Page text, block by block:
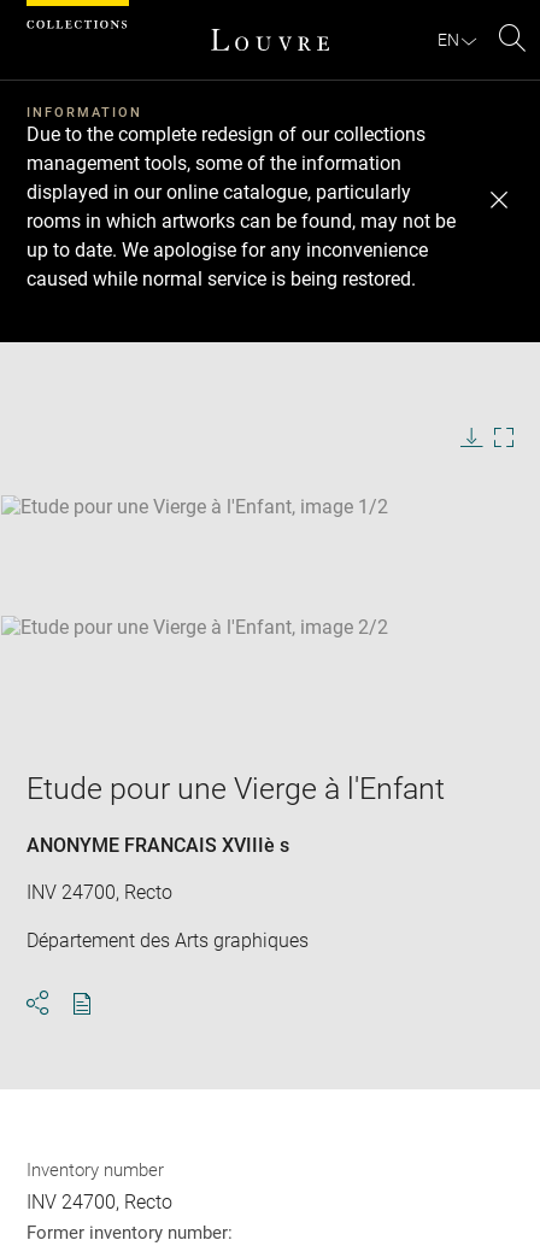
EN
INFORMATION
Due to the complete redesign of our collections
management tools, some of the information
displayed in our online catalogue, particularly
rooms in which artworks can be found, may not be
up to date. We apologise for any inconvenience
caused while normal service is being restored.
SKIP IMAGE CAROUSEL
Download
Next
Previous
Etude pour une Vierge à l'Enfant
ANONYME FRANCAIS XVIIIè s
INV 24700, Recto
Département des Arts graphiques
Inventory number
INV 24700, Recto
Former inventory number:
Cookies management panel